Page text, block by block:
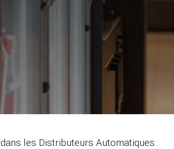
les Distributeurs Automatiques :